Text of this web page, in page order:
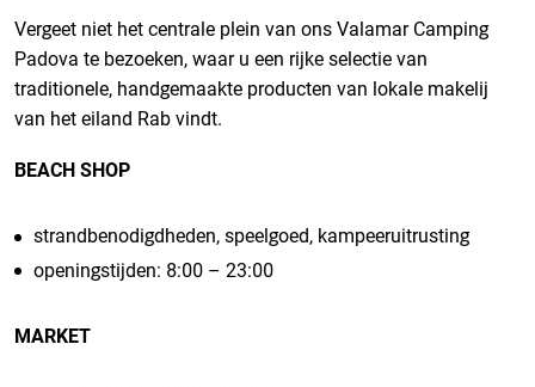
Vergeet niet het centrale plein van ons Valamar Camping
Padova te bezoeken, waar u een rijke selectie van
traditionele, handgemaakte producten van lokale makelij
van het eiland Rab vindt.
BEACH SHOP
strandbenodigdheden, speelgoed, kampeeruitrusting
openingstijden: 8:00 – 23:00
MARKET